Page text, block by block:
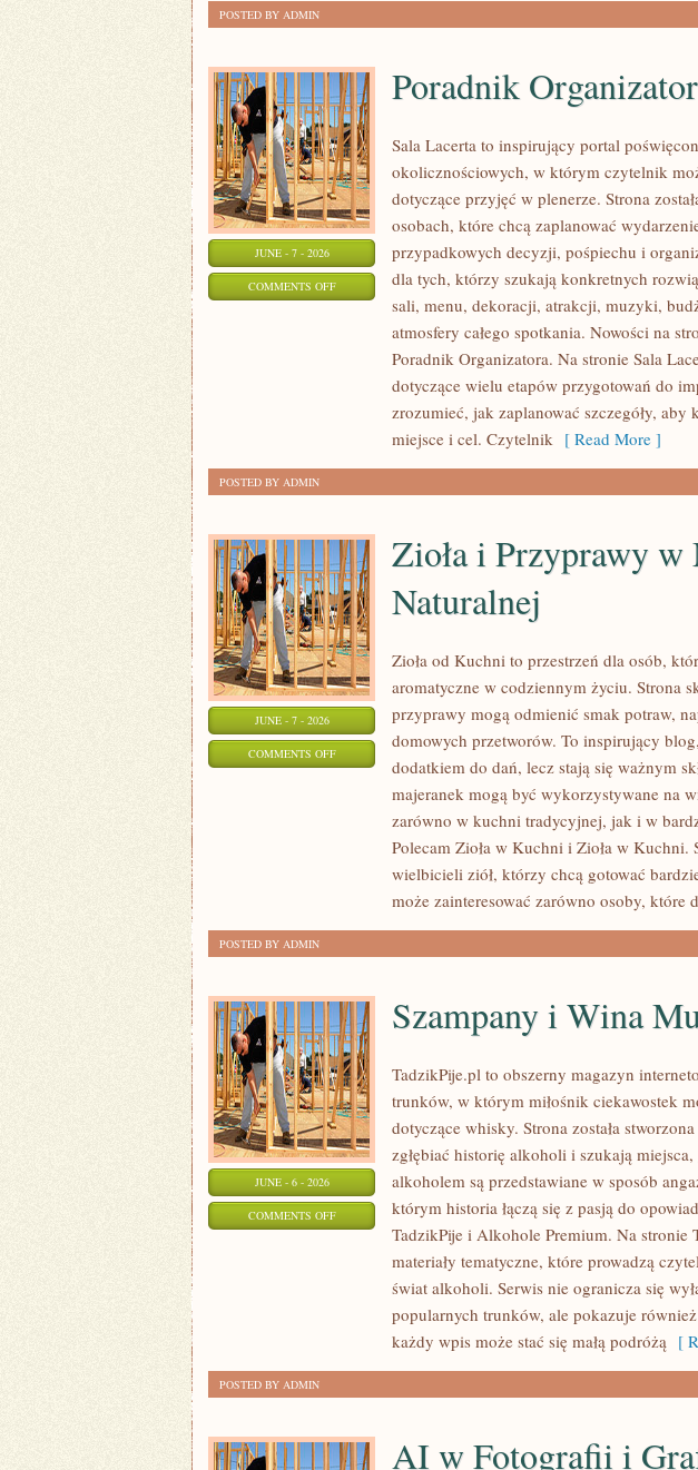
POSTED BY ADMIN
JUNE - 7 - 2026
COMMENTS OFFON
ORGANIZATORA
Poradnik
Sala Lacerta to inspirujący portal
okolicznościowych, w którym czytelnik
dotyczące przyjęć w plenerze. Strona
osobach, które chcą zaplanować
przypadkowych decyzji, pośpiechu i
dla tych, którzy szukają konkretnych
sali, menu, dekoracji, atrakcji, muzyki,
atmosfery całego spotkania. Nowości na
Poradnik Organizatora. Na stronie Sala
dotyczące wielu etapów przygotowań do
zrozumieć, jak zaplanować szczegóły, aby
miejsce i cel. Czytelnik [ Read More ]
POSTED BY ADMIN
JUNE - 7 - 2026
COMMENTS OFFON
Zioła i Przyprawy w
Naturalnej
Zioła od Kuchni to przestrzeń dla osób,
aromatyczne w codziennym życiu. Strona
przyprawy mogą odmienić smak potraw,
domowych przetworów. To inspirujący
dodatkiem do dań, lecz stają się ważnym
majeranek mogą być wykorzystywane na
zarówno w kuchni tradycyjnej, jak i w
Polecam Zioła w Kuchni i Zioła w Kuchni.
wielbicieli ziół, którzy chcą gotować
może zainteresować zarówno osoby, które
POSTED BY ADMIN
JUNE - 6 - 2026
COMMENTS OFFON
SZAMPANY
Szampany i Wina
TadzikPije.pl to obszerny magazyn
trunków, w którym miłośnik ciekawostek
dotyczące whisky. Strona została
zgłębiać historię alkoholi i szukają
alkoholem są przedstawiane w sposób
którym historia łączą się z pasją do
TadzikPije i Alkohole Premium. Na stronie
materiały tematyczne, które prowadzą
świat alkoholi. Serwis nie ogranicza się
popularnych trunków, ale pokazuje
każdy wpis może stać się małą podróżą [
POSTED BY ADMIN
AI w Fotografii i